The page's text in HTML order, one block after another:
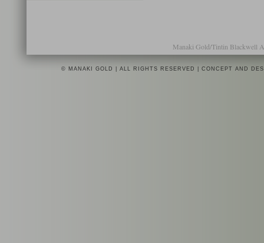
Manaki Gold/Tintin Blackwell
© MANAKI GOLD | ALL RIGHTS RESERVED | CONCEPT AND